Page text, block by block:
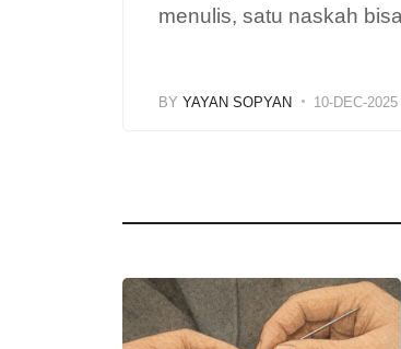
menulis, satu naskah
BY YAYAN SOPYAN 10-DEC-2025